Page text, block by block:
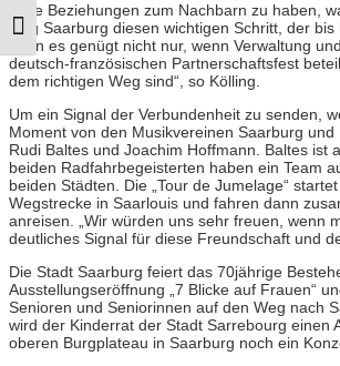
Schrift vergrößern
Gute Beziehungen zum Nachbarn zu haben,
ging Saarburg diesen wichtigen Schritt, der
denn es genügt nicht nur, wenn Verwaltung
deutsch-französischen Partnerschaftsfest
dem richtigen Weg sind“, so Kölling.
Um ein Signal der Verbundenheit zu senden,
Moment von den Musikvereinen Saarburg
Rudi Baltes und Joachim Hoffmann. Baltes
beiden Radfahrbegeisterten haben ein Team
beiden Städten. Die „Tour de Jumelage“
Wegstrecke in Saarlouis und fahren dann
anreisen. „Wir würden uns sehr freuen, wenn
deutliches Signal für diese Freundschaft und
Die Stadt Saarburg feiert das 70jährige
Ausstellungseröffnung „7 Blicke auf Frauen“
Senioren und Seniorinnen auf den Weg nach
wird der Kinderrat der Stadt Sarrebourg einen
oberen Burgplateau in Saarburg noch ein